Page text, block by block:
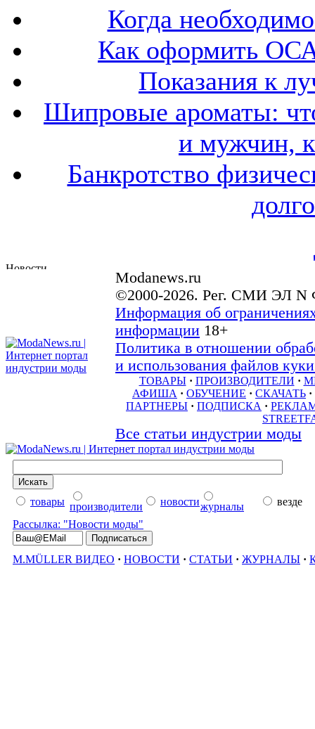
Когда
Как оформить
Показания к
Шипровые ароматы:
и мужчин,
Банкротство
Modanews.ru
©2000-2026. Рег. СМИ ЭЛ N
Информация об
информации 18+
Политика в отношении
и использования файлов
ТОВАРЫ · ПРОИЗВОДИТЕЛИ ·
АФИША · ОБУЧЕНИЕ · СКАЧАТЬ ·
ПАРТНЕРЫ · ПОДПИСКА ·
Все статьи индустрии моды
товары производители новостижурналы
везде
Рассылка: "Новости моды"
M.MÜLLER ВИДЕО · НОВОСТИ · СТАТЬИ · ЖУРНАЛЫ ·